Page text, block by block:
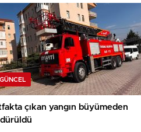
GÜNCEL
çıkan yangın büyümeden